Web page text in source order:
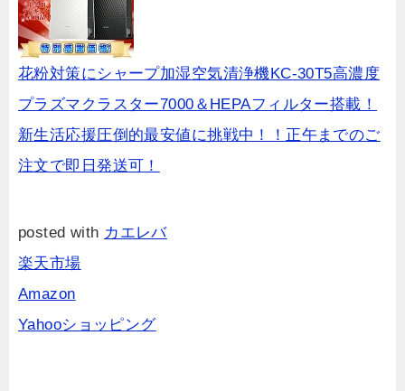
花粉対策にシャープ加湿空気清浄機KC-30T5高濃度
プラズマクラスター7000＆HEPAフィルター搭載！
新生活応援圧倒的最安値に挑戦中！！正午までのご
注文で即日発送可！
posted with カエレバ
楽天市場
Amazon
Yahooショッピング